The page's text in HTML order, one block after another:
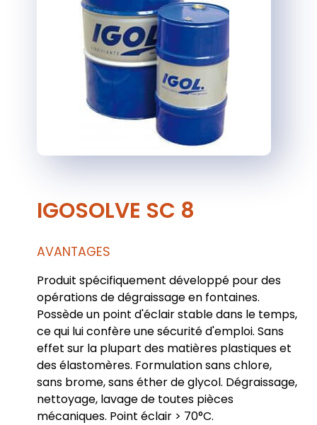
IGOSOLVE SC 8
AVANTAGES
Produit spécifiquement développé pour des
opérations de dégraissage en fontaines.
Possède un point d'éclair stable dans le temps,
ce qui lui confère une sécurité d'emploi. Sans
effet sur la plupart des matières plastiques et
des élastomères. Formulation sans chlore,
sans brome, sans éther de glycol. Dégraissage,
nettoyage, lavage de toutes pièces
mécaniques. Point éclair > 70°C.